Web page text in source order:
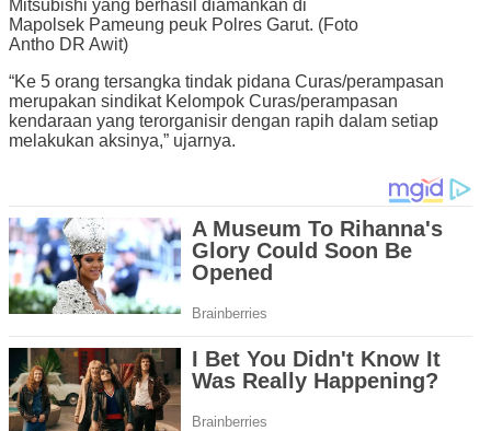
Mitsubishi yang berhasil diamankan di
Mapolsek Pameung peuk Polres Garut. (Foto
Antho DR Awit)
“Ke 5 orang tersangka tindak pidana Curas/perampasan
merupakan sindikat Kelompok Curas/perampasan
kendaraan yang terorganisir dengan rapih dalam setiap
melakukan aksinya,” ujarnya.